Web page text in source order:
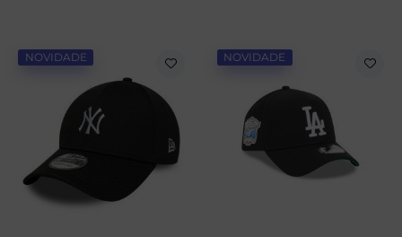
NOVIDADE NOVIDADE